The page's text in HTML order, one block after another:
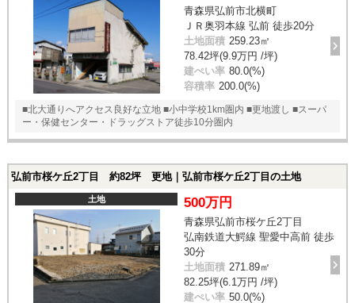
青森県弘前市北横町
ＪＲ奥羽本線 弘前 徒歩20分
土地面積 259.23㎡
78.42坪(9.9万円 /坪)
建ぺい率 80.0(%)
容積率 200.0(%)
■北大通りへアクセス良好な立地 ■小中学校1km圏内 ■更地渡し ■スーパ
ー・保健センター・ドラッグストア徒歩10分圏内
弘前市桜ケ丘2丁目 約82坪 更地｜弘前市桜ケ丘2丁目の土地
土地 500万円
青森県弘前市桜ケ丘2丁目
弘南鉄道大鰐線 聖愛中高前 徒歩
30分
土地面積 271.89㎡
82.25坪(6.1万円 /坪)
建ぺい率 50.0(%)